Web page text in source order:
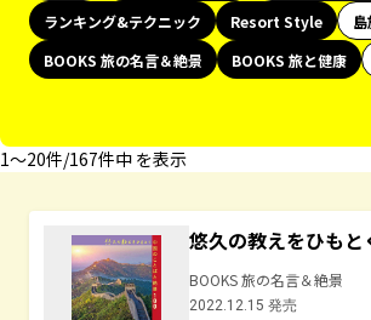
ランキング&テクニック
Resort Style
BOOKS 旅の名言＆絶景
BOOKS 旅と健康
1〜20件/167件中 を表示
悠久の教えをひも
BOOKS 旅の名言＆絶景
2022.12.15 発売